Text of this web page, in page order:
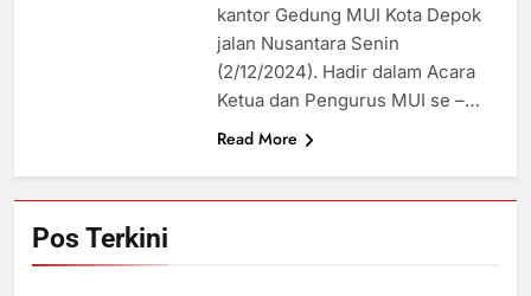
kantor Gedung MUI Kota Depok
jalan Nusantara Senin
(2/12/2024). Hadir dalam Acara
Ketua dan Pengurus MUI se –…
Read More
Pos Terkini